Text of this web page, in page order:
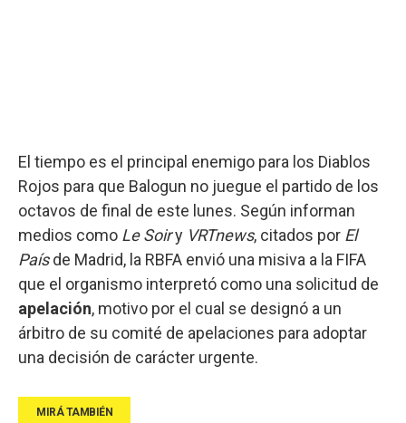
El tiempo es el principal enemigo para los Diablos
Rojos para que Balogun no juegue el partido de los
octavos de final de este lunes. Según informan
medios como Le Soiry VRTnews, citados por El
Paísde Madrid, la RBFA envió una misiva a la FIFA
que el organismo interpretó como una solicitud de
apelación, motivo por el cual se designó a un
árbitro de su comité de apelaciones para adoptar
una decisión de carácter urgente.